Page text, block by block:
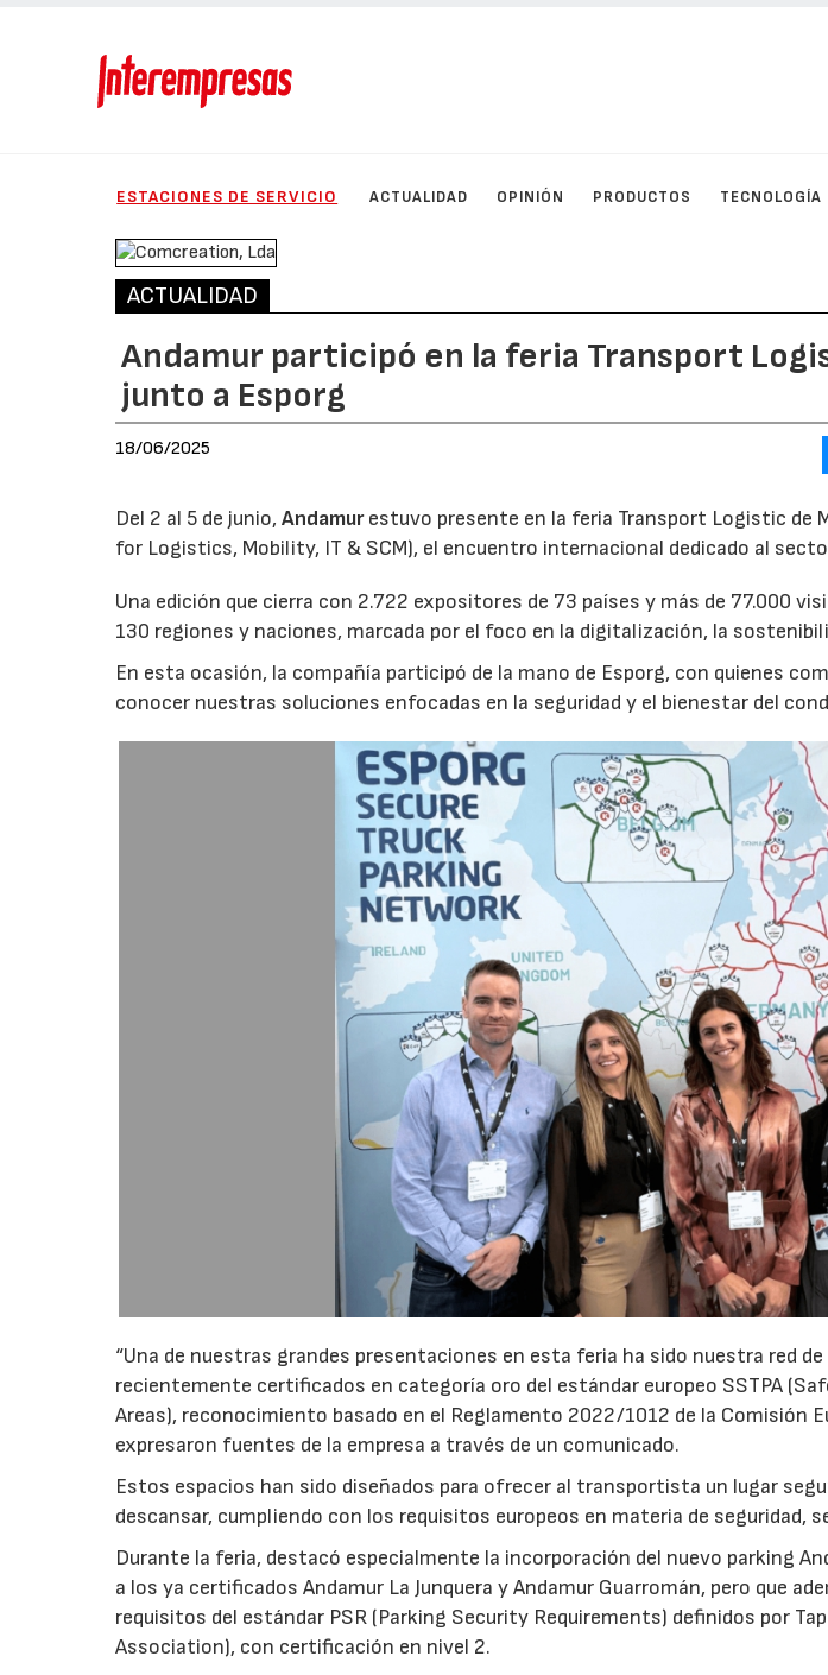
ESTACIONES DE SERVICIO ACTUALIDAD OPINIÓN PRODUCTOS TECNOLOGÍA
ACTUALIDAD
Andamur participó en la feria Transport
junto a Esporg
18/06/2025
Del 2 al 5 de junio,Andamurestuvo presente en la feria Transport Logistic de
for Logistics, Mobility, IT & SCM), el encuentro internacional dedicado al
Una edición que cierra con 2.722 expositores de 73 países y más de 77.000
130 regiones y naciones, marcada por el foco en la digitalización, la
En esta ocasión, la compañía participó de la mano de Esporg, con quienes
conocer nuestras soluciones enfocadas en la seguridad y el bienestar del
“Una de nuestras grandes presentaciones en esta feria ha sido nuestra red
recientemente certificados en categoría oro del estándar europeo SSTPA
Areas), reconocimiento basado en el Reglamento 2022/1012 de la Comisión
expresaron fuentes de la empresa a través de un comunicado.
Estos espacios han sido diseñados para ofrecer al transportista un lugar
descansar, cumpliendo con los requisitos europeos en materia de seguridad,
Durante la feria, destacó especialmente la incorporación del nuevo parking
a los ya certificados Andamur La Junquera y Andamur Guarromán, pero que
requisitos del estándar PSR (Parking Security Requirements) definidos por
Association), con certificación en nivel 2.